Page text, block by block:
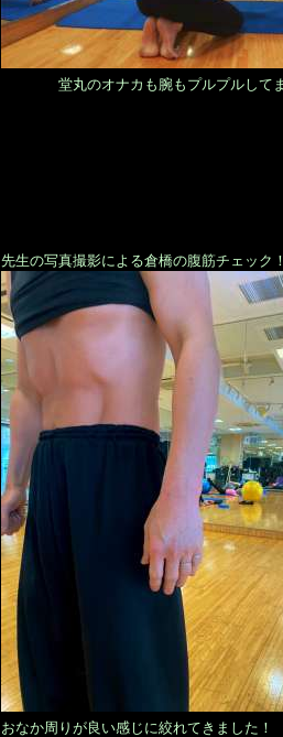
堂丸のオナカも腕もプルプルして
先生の写真撮影による倉橋の腹筋チェック
おなか周りが良い感じに絞れてきました！